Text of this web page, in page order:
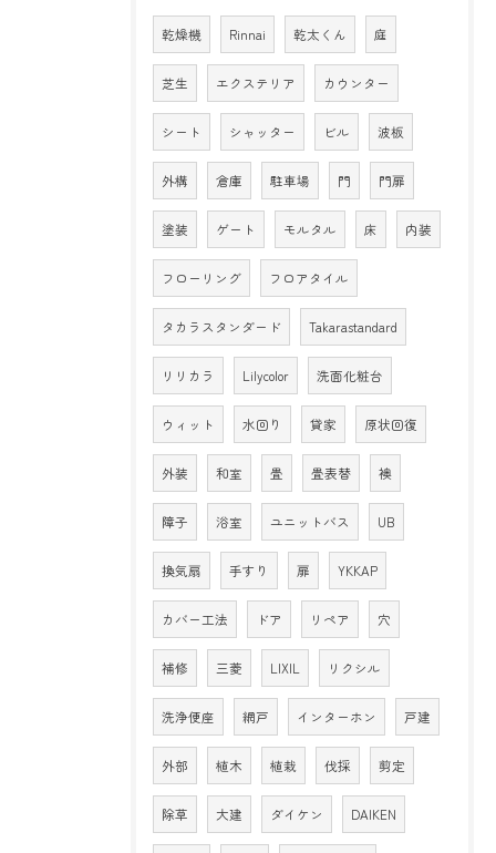
乾燥機 Rinnai 乾太くん 庭
芝生 エクステリア カウンター
シート シャッター ビル 波板
外構 倉庫 駐車場 門 門扉
塗装 ゲート モルタル 床 内装
フローリング フロアタイル
タカラスタンダード Takarastandard
リリカラ Lilycolor 洗面化粧台
ウィット 水回り 貸家 原状回復
外装 和室 畳 畳表替 襖
障子 浴室 ユニットバス UB
換気扇 手すり 扉 YKKAP
カバー工法 ドア リペア 穴
補修 三菱 LIXIL リクシル
洗浄便座 網戸 インターホン 戸建
外部 植木 植栽 伐採 剪定
除草 大建 ダイケン DAIKEN